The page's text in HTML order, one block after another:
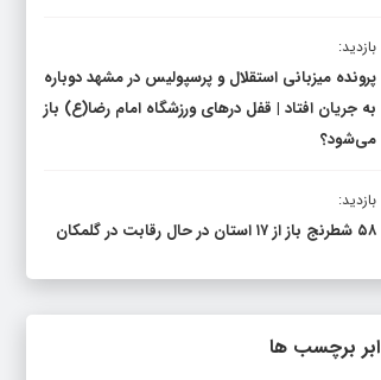
بازدید:
پرونده میزبانی استقلال و پرسپولیس در مشهد دوباره
به جریان افتاد | قفل در‌های ورزشگاه امام رضا(ع) باز
می‌شود؟
بازدید:
۵۸ شطرنج‌ باز از ۱۷ استان در حال رقابت در گلمکان
ابر برچسب ها